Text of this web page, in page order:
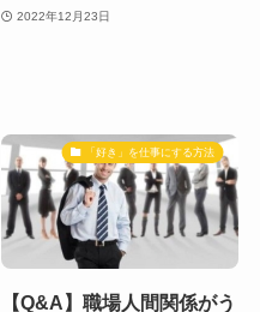
2022年12月23日
「好き」を仕事にする方法
【Q&A】職場人間関係がう